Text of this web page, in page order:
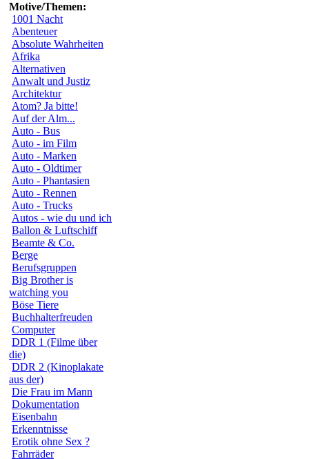
Motive/Themen:
1001 Nacht
Abenteuer
Absolute Wahrheiten
Afrika
Alternativen
Anwalt und Justiz
Architektur
Atom? Ja bitte!
Auf der Alm...
Auto - Bus
Auto - im Film
Auto - Marken
Auto - Oldtimer
Auto - Phantasien
Auto - Rennen
Auto - Trucks
Autos - wie du und ich
Ballon & Luftschiff
Beamte & Co.
Berge
Berufsgruppen
Big Brother is
watching you
Böse Tiere
Buchhalterfreuden
Computer
DDR 1 (Filme über
die)
DDR 2 (Kinoplakate
aus der)
Die Frau im Mann
Dokumentation
Eisenbahn
Erkenntnisse
Erotik ohne Sex ?
Fahrräder